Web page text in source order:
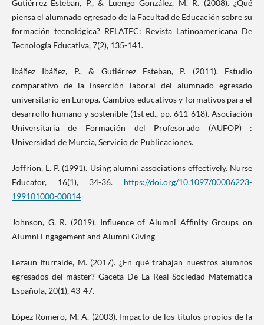
Gutiérrez Esteban, P., & Luengo González, M. R. (2008). ¿Qué
piensa el alumnado egresado de la Facultad de Educación sobre su
formación tecnológica? RELATEC: Revista Latinoamericana De
Tecnología Educativa, 7(2), 135-141.
Ibáñez Ibáñez, P., & Gutiérrez Esteban, P. (2011). Estudio
comparativo de la inserción laboral del alumnado egresado
universitario en Europa. Cambios educativos y formativos para el
desarrollo humano y sostenible (1st ed., pp. 611-618). Asociación
Universitaria de Formación del Profesorado (AUFOP) :
Universidad de Murcia, Servicio de Publicaciones.
Joffrion, L. P. (1991). Using alumni associations effectively. Nurse
Educator, 16(1), 34-36. https://doi.org/10.1097/00006223-
199101000-00014
Johnson, G. R. (2019). Influence of Alumni Affinity Groups on
Alumni Engagement and Alumni Giving
Lezaun Iturralde, M. (2017). ¿En qué trabajan nuestros alumnos
egresados del máster? Gaceta De La Real Sociedad Matematica
Española, 20(1), 43-47.
López Romero, M. A. (2003). Impacto de los títulos propios de la